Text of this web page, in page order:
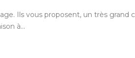
Ils vous proposent, un très grand
à…